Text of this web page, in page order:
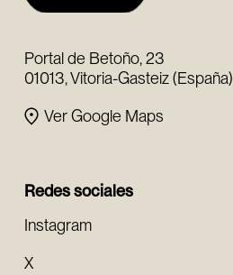
Portal de Betoño, 23
01013, Vitoria-Gasteiz (España)
Ver Google Maps
Redes sociales
Instagram
X